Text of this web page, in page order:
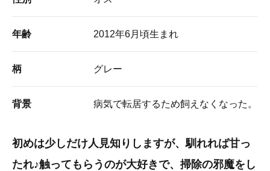
年齢 2012年6月頃生まれ
柄 グレー
背景 病気で転居するため飼えなくなった。
初めは少しだけ人見知りしますが、馴れれば甘っ
たれ♪触ってもらうのが大好きで、掃除の邪魔をし